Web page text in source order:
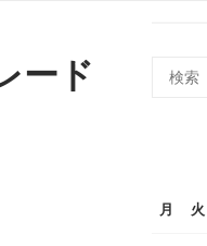
ード
月 火